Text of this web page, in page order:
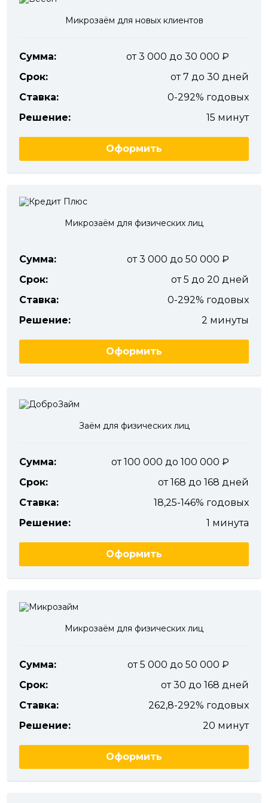
Микрозаём для новых клиентов
Сумма:
от 3 000 до 30 000
Срок:
от 7 до 30 дней
Ставка:
0-292% годовых
Решение:
15 минут
Оформить
Микрозаём для физических лиц
Сумма:
от 3 000 до 50 000
Срок:
от 5 до 20 дней
Ставка:
0-292% годовых
Решение:
2 минуты
Оформить
Заём для физических лиц
Сумма:
от 100 000 до 100 000
Срок:
от 168 до 168 дней
Ставка:
18,25-146% годовых
Решение:
1 минута
Оформить
Микрозаём для физических лиц
Сумма:
от 5 000 до 50 000
Срок:
от 30 до 168 дней
Ставка:
262,8-292% годовых
Решение:
20 минут
Оформить